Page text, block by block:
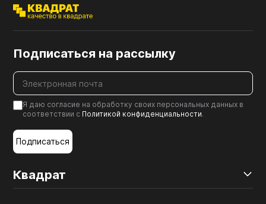
Квадрат
Подписаться на рассылку
Я даю согласие на обработку своих персональных данных в
соответствии с Политикой конфиденциальности.
Подписаться